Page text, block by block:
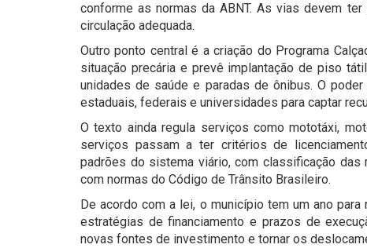
conforme as normas da ABNT. As vias devem
circulação adequada.
Outro ponto central é a criação do Programa
situação precária e prevê implantação de piso
unidades de saúde e paradas de ônibus. O
estaduais, federais e universidades para captar
O texto ainda regula serviços como mototáxi,
serviços passam a ter critérios de
padrões do sistema viário, com classificação
com normas do Código de Trânsito Brasileiro.
De acordo com a lei, o município tem um ano
estratégias de financiamento e prazos de
novas fontes de investimento e tornar os